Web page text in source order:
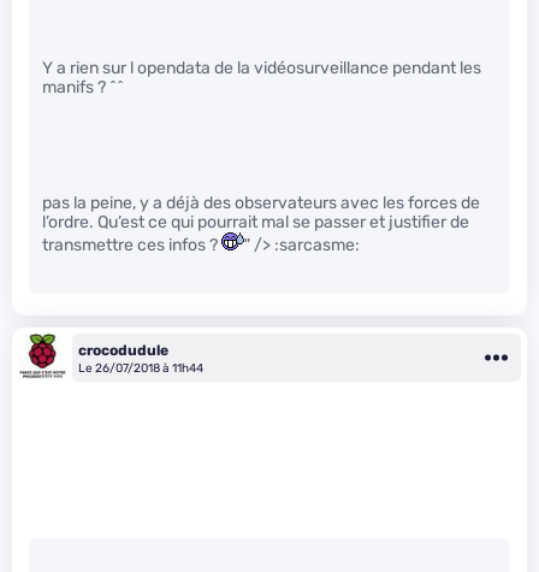
Y a rien sur l opendata de la vidéosurveillance pendant les
manifs ? ^^
pas la peine, y a déjà des observateurs avec les forces de
l’ordre. Qu’est ce qui pourrait mal se passer et justifier de
transmettre ces infos ?
" /> :sarcasme:
crocodudule
Le 26/07/2018 à 11h44